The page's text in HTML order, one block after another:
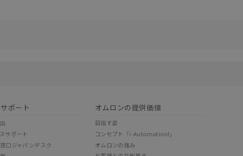
ポート
サポート
口ジャパンデスク
オムロンの提供価値
目指す姿
コンセプト「i-Automation!」
オムロンの強み